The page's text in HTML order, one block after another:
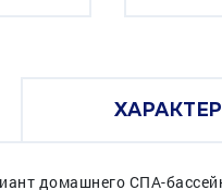
домашнего СПА-